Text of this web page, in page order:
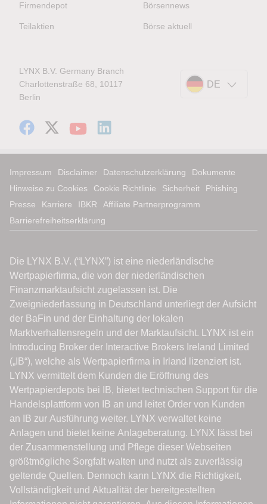
Firmendepot
Teilaktien
Börsennews
Börse aktuell
LYNX B.V. Germany Branch
Charlottenstraße 68, 10117
Berlin
DE
Impressum Disclaimer Datenschutzerklärung
Dokumente
Hinweise zu Cookies
Cookie Richtlinie Sicherheit
Phishing
Presse
Karriere IBKR
Affiliate Partnerprogramm
Barrierefreiheitserklärung